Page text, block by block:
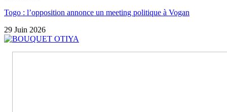
Togo : l’opposition annonce un meeting politique à Vogan
29 Juin 2026